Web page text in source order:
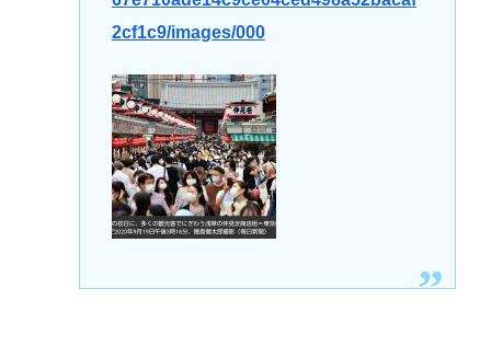
2cf1c9/images/000